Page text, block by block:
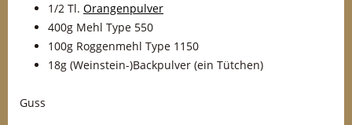
1/2 Tl. Orangenpulver
400g Mehl Type 550
100g Roggenmehl Type 1150
18g (Weinstein-)Backpulver (ein Tütchen)
Guss